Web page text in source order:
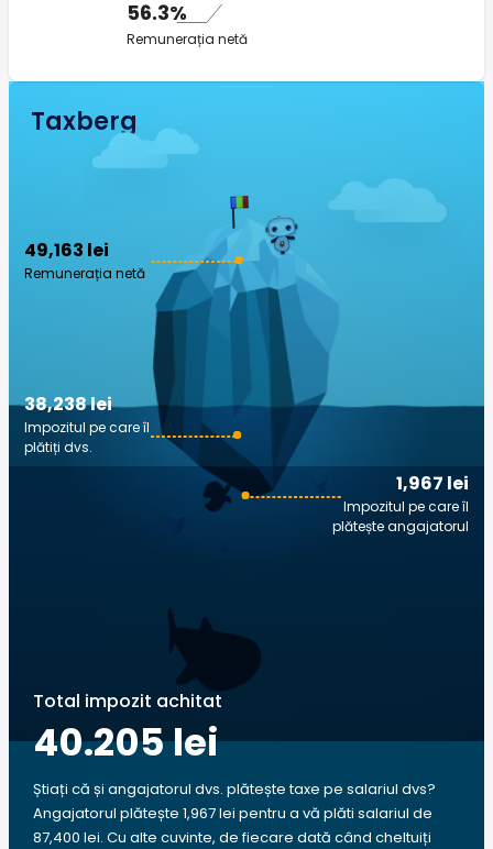
56.3%
Remunerația netă
Taxberg
49,163 lei
Remunerația netă
1,967 lei
Impozitul pe care îl
plătește angajatorul
38,238 lei
Impozitul pe care îl
plătiți dvs.
Total impozit achitat
40.205 lei
Știați că și angajatorul dvs. plătește taxe pe salariul dvs?
Angajatorul plătește 1,967 lei pentru a vă plăti salariul de
87,400 lei. Cu alte cuvinte, de fiecare dată când cheltuiți